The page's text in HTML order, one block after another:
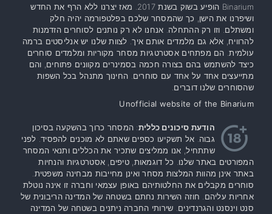
Binarium הופיע בשוק בשנת 2017. מאז יצרנו ללא הרף את החדש
ושיפרנו את הישן, כך שהמסחר שלכם בפלטפורמה יהיה חלק
ומשתלם. וזו רק ההתחלה. אנחנו לא רק נותנים לסוחרים הזדמנות
להרוויח, אלא גם מלמדים אותם איך. לצוות שלנו יש אנליסטים ברמה
עולמית. הם מפתחים אסטרטגיות מסחר מקוריות ומלמדים סוחרים
כיצד להשתמש בהם בצורה חכמה בסמינרים מקוונים פתוחים, והם
מתייעצים אחד על אחד עם סוחרים. החינוך מתנהל בכל השפות
שהסוחרים שלנו דוברים.
Unofficial website of the Binarium
הודעת סיכונים כללית: המסחר כרוך בהשקעה בסיכון
גבוה. אל תשקיעו כספים שאתם לא מוכנים להפסיד. לפני
שתתחיל, אנו ממליצים שתכיר את הכללים ותנאי המסחר
המפורטים באתר שלנו. כל דוגמאות, טיפים, אסטרטגיות והנחיות
באתר אינן מהוות המלצות מסחר ואינן מחייבות מבחינה משפטית.
סוחרים מקבלים את החלטותיהם באופן עצמאי וחברה זו אינה נוטלת
אחריות עליהם. חוזה השירות נחתם בשטחה של המדינה הריבונית של
סנט וינסנט והגרנדינים. שירותי החברה ניתנים בשטחה של המדינה